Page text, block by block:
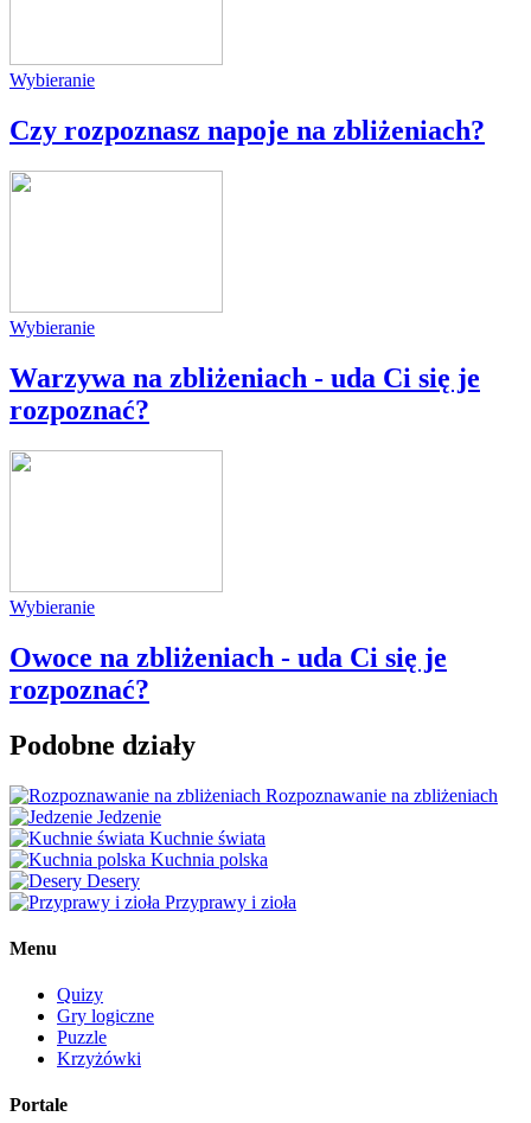
Wybieranie
Czy rozpoznasz napoje na zbliżeniach?
Wybieranie
Warzywa na zbliżeniach - uda Ci się je
rozpoznać?
Wybieranie
Owoce na zbliżeniach - uda Ci się je
rozpoznać?
Podobne działy
Rozpoznawanie na zbliżeniach
Jedzenie
Kuchnie świata
Kuchnia polska
Desery
Przyprawy i zioła
Menu
Quizy
Gry logiczne
Puzzle
Krzyżówki
Portale